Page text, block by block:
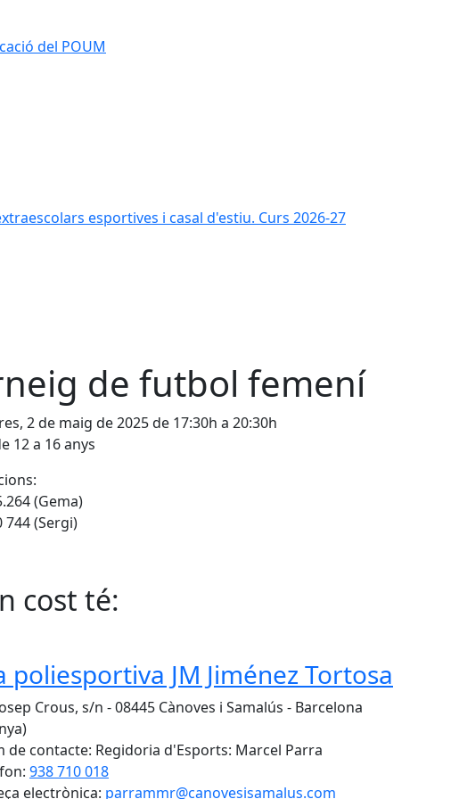
del POUM
esportives i casal d'estiu. Curs 2026-27
de futbol femení
2 de maig de 2025 de 17:30h a 20:30h
12 a 16 anys
(Gema)
744 (Sergi)
cost té:
poliesportiva JM Jiménez Tortosa
Crous, s/n - 08445 Cànoves i Samalús - Barcelona
de contacte: Regidoria d'Esports: Marcel Parra
938 710 018
electrònica: parrammr@canovesisamalus.com